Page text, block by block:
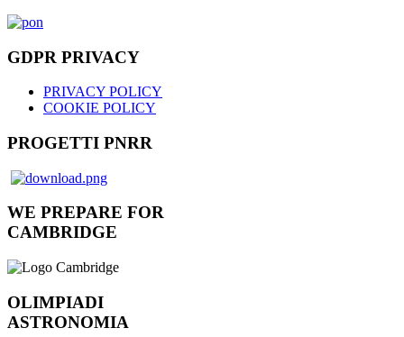
GDPR PRIVACY
PRIVACY POLICY
COOKIE POLICY
PROGETTI PNRR
WE PREPARE FOR
CAMBRIDGE
OLIMPIADI
ASTRONOMIA